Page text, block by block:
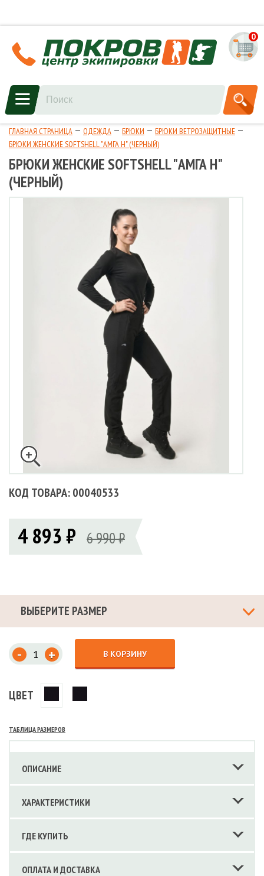
0
ГЛАВНАЯ СТРАНИЦА ОДЕЖДА БРЮКИ
БРЮКИ ВЕТРОЗАЩИТНЫЕ
БРЮКИ ЖЕНСКИЕ SOFTSHELL "АМГА Н" (ЧЕРНЫЙ)
БРЮКИ ЖЕНСКИЕ SOFTSHELL "АМГА Н"
(ЧЕРНЫЙ)
КОД ТОВАРА: 00040533
4 893 ₽ 6 990 ₽
ВЫБЕРИТЕ РАЗМЕР
- + В КОРЗИНУ
ЦВЕТ
ТАБЛИЦА РАЗМЕРОВ
ОПИСАНИЕ
ХАРАКТЕРИСТИКИ
ГДЕ КУПИТЬ
ОПЛАТА И ДОСТАВКА